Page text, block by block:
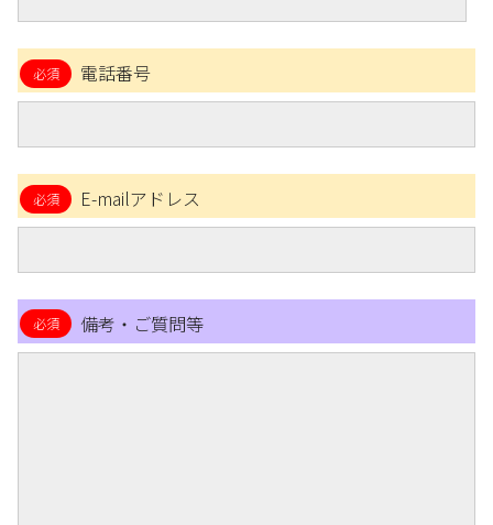
電話番号
E-mailアドレス
備考・ご質問等